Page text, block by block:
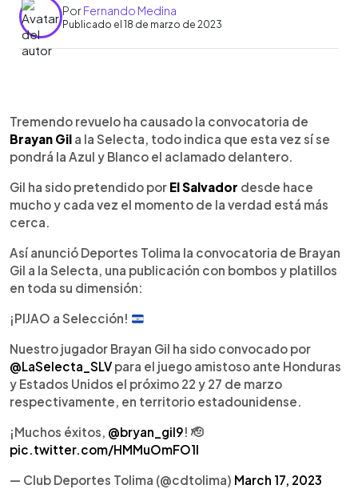
PorFernando Medina
Publicado el 18 de marzo de 2023
Escuchar artículo
Tremendo revuelo ha causado la convocatoria de
Brayan Gil a la Selecta, todo indica que esta vez sí se
pondrá la Azul y Blanco el aclamado delantero.
Gil ha sido pretendido por El Salvador desde hace
mucho y cada vez el momento de la verdad está más
cerca.
Así anunció Deportes Tolima la convocatoria de Brayan
Gil a la Selecta, una publicación con bombos y platillos
en toda su dimensión:
¡PIJAO a Selección!
Nuestro jugador Brayan Gil ha sido convocado por
@LaSelecta_SLV para el juego amistoso ante Honduras
y Estados Unidos el próximo 22 y 27 de marzo
respectivamente, en territorio estadounidense.
¡Muchos éxitos, @bryan_gil9! 🫡
pic.twitter.com/HMMuOmFO1I
— Club Deportes Tolima (@cdtolima) March 17, 2023